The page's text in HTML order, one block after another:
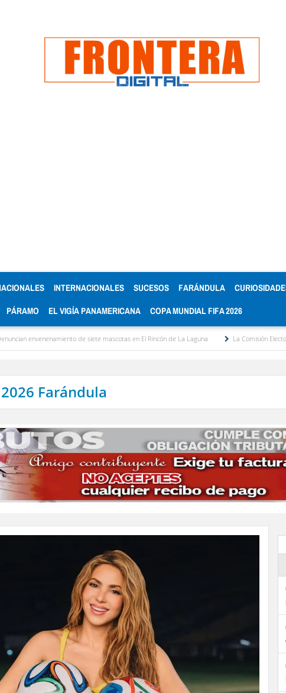
INTERNACIONALES SUCESOS FARÁNDULA
PÁRAMO EL VIGÍA PANAMERICANA COPA MUNDIAL FIFA 2026
de siete mascotas en El Rincón de La Laguna La Comisión Electoral del
Farándula